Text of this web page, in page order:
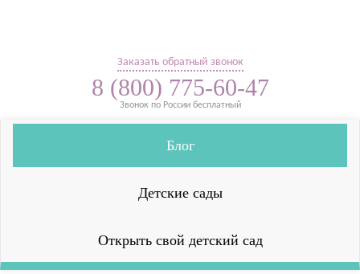
Заказать обратный звонок
8 (800) 775-60-47
Звонок по России бесплатный
Блог
Детские сады
Открыть свой детский сад